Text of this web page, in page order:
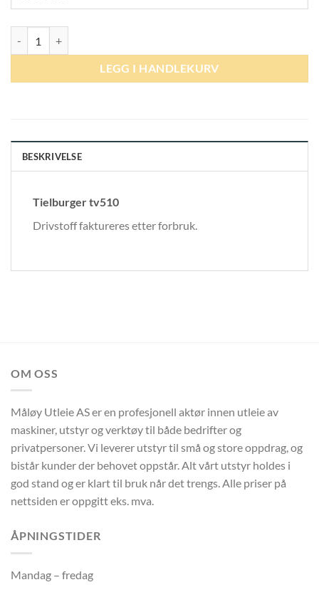
LEGG I HANDLEKURV
BESKRIVELSE
Tielburger tv510
Drivstoff faktureres etter forbruk.
OM OSS
Måløy Utleie AS er en profesjonell aktør innen utleie av
maskiner, utstyr og verktøy til både bedrifter og
privatpersoner. Vi leverer utstyr til små og store oppdrag, og
bistår kunder der behovet oppstår. Alt vårt utstyr holdes i
god stand og er klart til bruk når det trengs. Alle priser på
nettsiden er oppgitt eks. mva.
ÅPNINGSTIDER
Mandag – fredag